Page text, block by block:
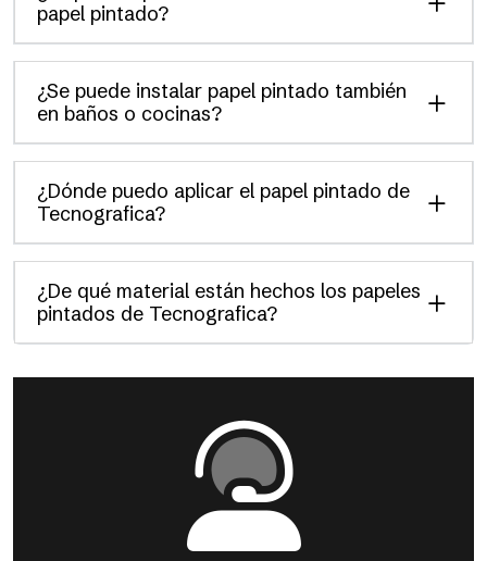
papel pintado?
¿Se puede instalar papel pintado también
en baños o cocinas?
¿Dónde puedo aplicar el papel pintado de
Tecnografica?
¿De qué material están hechos los papeles
pintados de Tecnografica?